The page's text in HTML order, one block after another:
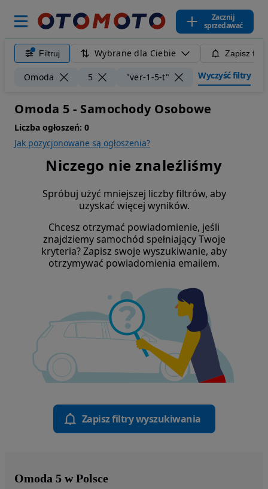
Zacznij
sprzedawać
Filtruj Wybrane dla Ciebie Zapisz
Omoda 5 "ver-1-5-t" Wyczyść filtry
Omoda 5 - Samochody Osobowe
Liczba ogłoszeń: 0
Jak pozycjonowane są ogłoszenia?
Niczego nie znaleźliśmy
Spróbuj użyć mniejszej liczby filtrów, aby
uzyskać więcej wyników.
Chcesz otrzymać powiadomienie, jeśli
znajdziemy samochód spełniający Twoje
kryteria? Zapisz swoje wyszukiwanie, aby
otrzymywać powiadomienia emailem.
Zapisz filtry wyszukiwania
Omoda 5 w Polsce